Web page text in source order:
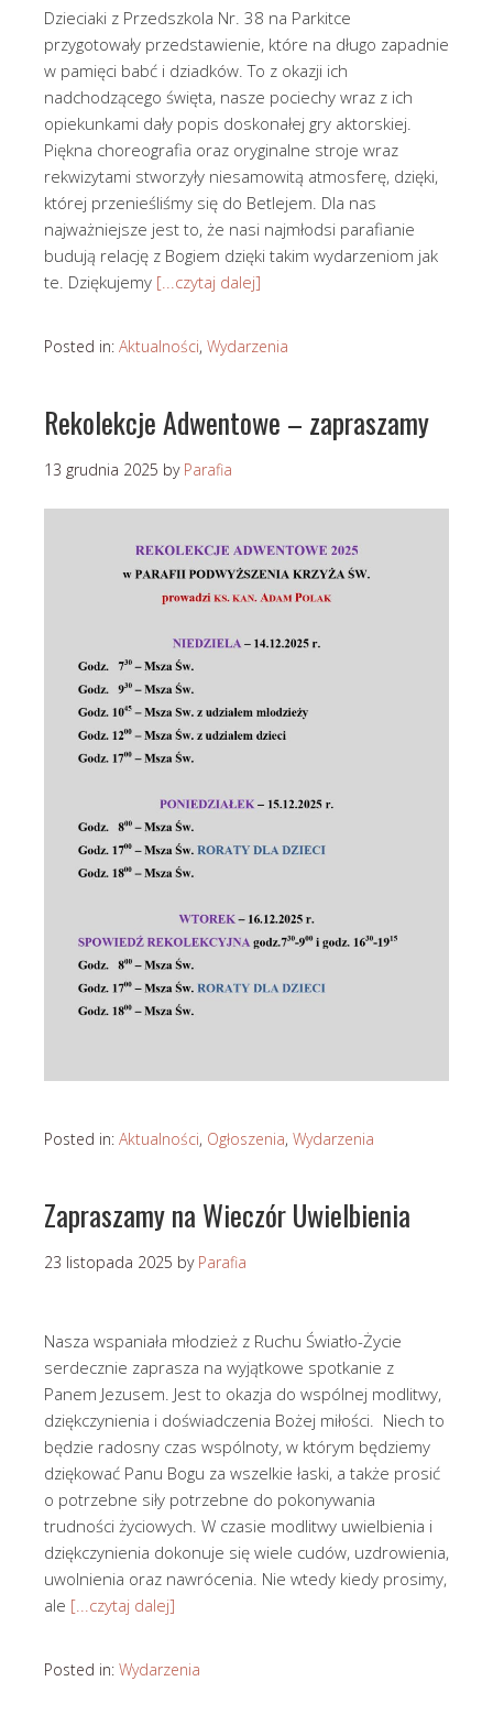
Dzieciaki z Przedszkola Nr. 38 na Parkitce
przygotowały przedstawienie, które na długo zapadnie
w pamięci babć i dziadków. To z okazji ich
nadchodzącego święta, nasze pociechy wraz z ich
opiekunkami dały popis doskonałej gry aktorskiej.
Piękna choreografia oraz oryginalne stroje wraz
rekwizytami stworzyły niesamowitą atmosferę, dzięki,
której przenieśliśmy się do Betlejem. Dla nas
najważniejsze jest to, że nasi najmłodsi parafianie
budują relację z Bogiem dzięki takim wydarzeniom jak
te. Dziękujemy [...czytaj dalej]
Posted in: Aktualności, Wydarzenia
Rekolekcje Adwentowe – zapraszamy
13 grudnia 2025 by Parafia
Posted in: Aktualności, Ogłoszenia, Wydarzenia
Zapraszamy na Wieczór Uwielbienia
23 listopada 2025 by Parafia
Nasza wspaniała młodzież z Ruchu Światło-Życie
serdecznie zaprasza na wyjątkowe spotkanie z
Panem Jezusem. Jest to okazja do wspólnej modlitwy,
dziękczynienia i doświadczenia Bożej miłości. Niech to
będzie radosny czas wspólnoty, w którym będziemy
dziękować Panu Bogu za wszelkie łaski, a także prosić
o potrzebne siły potrzebne do pokonywania
trudności życiowych. W czasie modlitwy uwielbienia i
dziękczynienia dokonuje się wiele cudów, uzdrowienia,
uwolnienia oraz nawrócenia. Nie wtedy kiedy prosimy,
ale [...czytaj dalej]
Posted in: Wydarzenia